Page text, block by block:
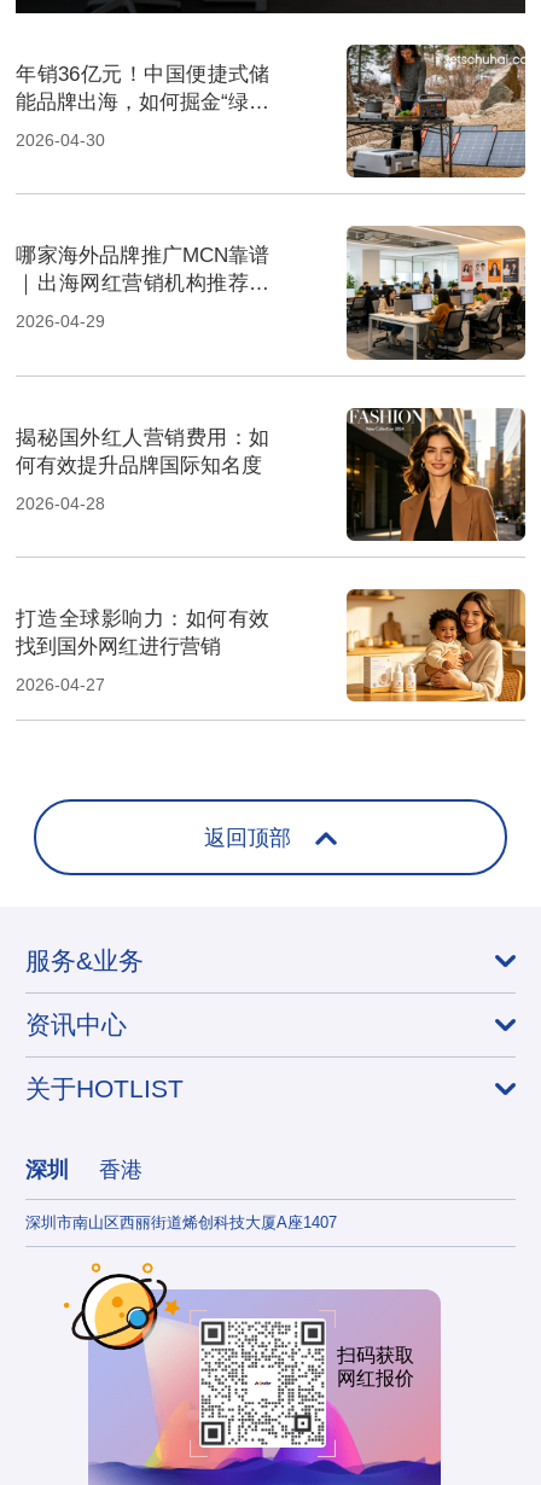
年销36亿元！中国便捷式储
能品牌出海，如何掘金“绿色
经济”新风口
2026-04-30
哪家海外品牌推广MCN靠谱
｜出海网红营销机构推荐指
南
2026-04-29
揭秘国外红人营销费用：如
何有效提升品牌国际知名度
2026-04-28
打造全球影响力：如何有效
找到国外网红进行营销
2026-04-27
返回顶部
服务&业务
资讯中心
关于HOTLIST
深圳 香港
深圳市南山区西丽街道烯创科技大厦A座1407
扫码获取
网红报价